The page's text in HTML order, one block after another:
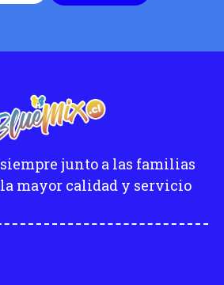
junto a las familias
mayor calidad y servicio